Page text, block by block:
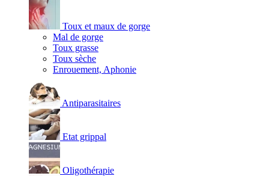
Toux et maux de gorge
Mal de gorge
Toux grasse
Toux sèche
Enrouement, Aphonie
Antiparasitaires
Etat grippal
Oligothérapie